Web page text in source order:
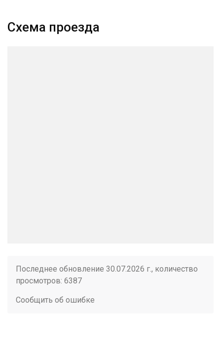
Схема проезда
Последнее обновление 30.07.2026 г., количество
просмотров: 6387
Сообщить об ошибке